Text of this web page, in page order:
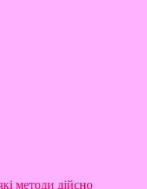
методи дійсно